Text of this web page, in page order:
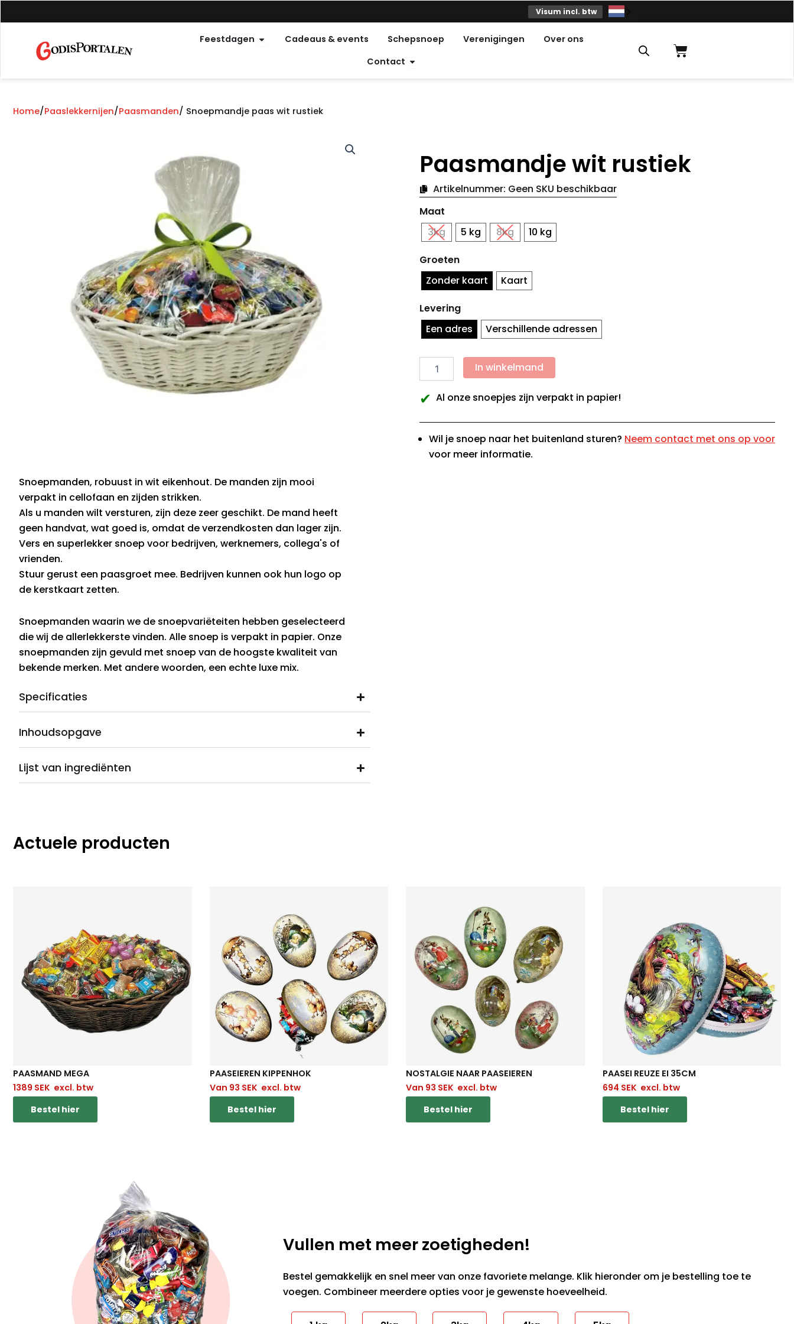
naar
Visum incl. btw
Feestdagen Open Feestdagen
Cadeaus & events Schepsnoep Verenigingen
Over ons
Contact Open Contact Winkelmandje
Home/Paaslekkernijen/Paasmanden/ Snoepmandje paas wit rustiek
Snoepmanden, robuust in wit eikenhout. De manden zijn mooi
verpakt in cellofaan en zijden strikken.
Als u manden wilt versturen, zijn deze zeer geschikt. De mand heeft
geen handvat, wat goed is, omdat de verzendkosten dan lager zijn.
Vers en superlekker snoep voor bedrijven, werknemers, collega's of
vrienden.
Stuur gerust een paasgroet mee. Bedrijven kunnen ook hun logo op
de kerstkaart zetten.
Snoepmanden waarin we de snoepvariëteiten hebben geselecteerd
die wij de allerlekkerste vinden. Alle snoep is verpakt in papier. Onze
snoepmanden zijn gevuld met snoep van de hoogste kwaliteit van
bekende merken. Met andere woorden, een echte luxe mix.
Specificaties
Inhoudsopgave
Lijst van ingrediënten
Paasmandje wit rustiek
Artikelnummer: Geen SKU beschikbaar
Maat
3kg
5 kg 8kg 10 kg
Groeten
Zonder kaart
Kaart
Levering
Een adres
Verschillende adressen
Pasen
wit
rustiek
In winkelmand
✔ Al onze snoepjes zijn verpakt in papier!
Wil je snoep naar het buitenland sturen? Neem contact met ons op voor
voor meer informatie.
Actuele producten
PAASMAND MEGA
1389 SEK excl. btw
Bestel hier
PAASEIEREN KIPPENHOK
Van 93 SEK excl. btw
Bestel hier
NOSTALGIE NAAR PAASEIEREN
Van 93 SEK excl. btw
Bestel hier
PAASEI REUZE EI 35CM
694 SEK excl. btw
Bestel hier
Vullen met meer zoetigheden!
Bestel gemakkelijk en snel meer van onze favoriete melange. Klik hieronder om je bestelling toe te
voegen. Combineer meerdere opties voor je gewenste hoeveelheid.